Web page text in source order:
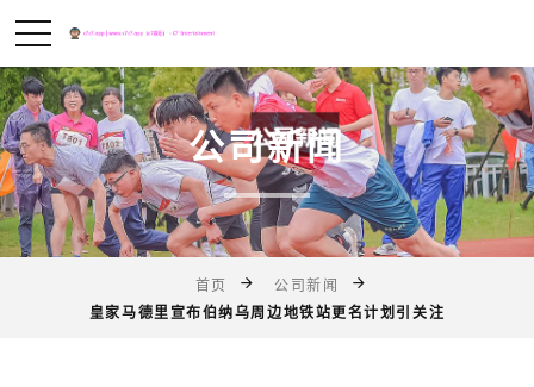
公司新闻
首页
公司新闻
皇家马德里宣布伯纳乌周边地铁站更名计划引关注